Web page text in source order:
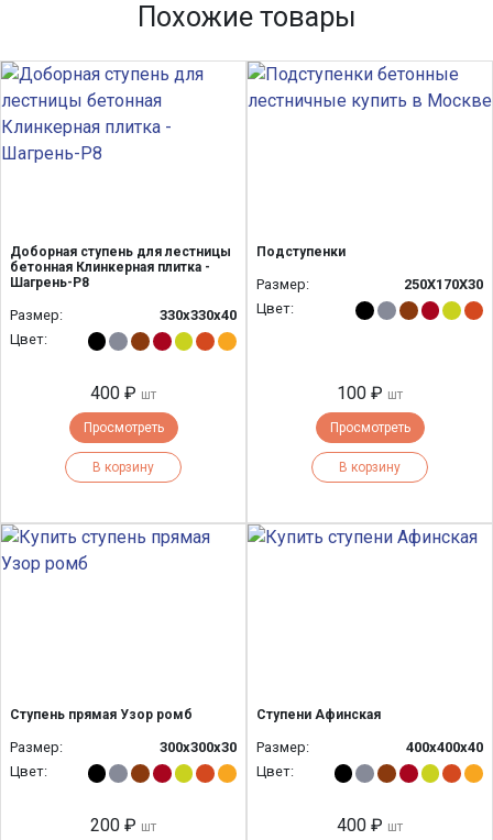
Похожие товары
Доборная ступень для лестницы
бетонная Клинкерная плитка -
Шагрень-Р8
Размер:
330х330х40
Цвет:
400 ₽ шт
Просмотреть
В корзину
Подступенки
Размер:
250Х170Х30
Цвет:
100 ₽ шт
Просмотреть
В корзину
Ступень прямая Узор ромб
Размер:
300х300х30
Цвет:
200 ₽ шт
Ступени Афинская
Размер:
400х400х40
Цвет:
400 ₽ шт